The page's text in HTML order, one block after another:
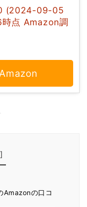
(2024-09-05
点 Amazon調
Amazon
]
Amazonの口コ